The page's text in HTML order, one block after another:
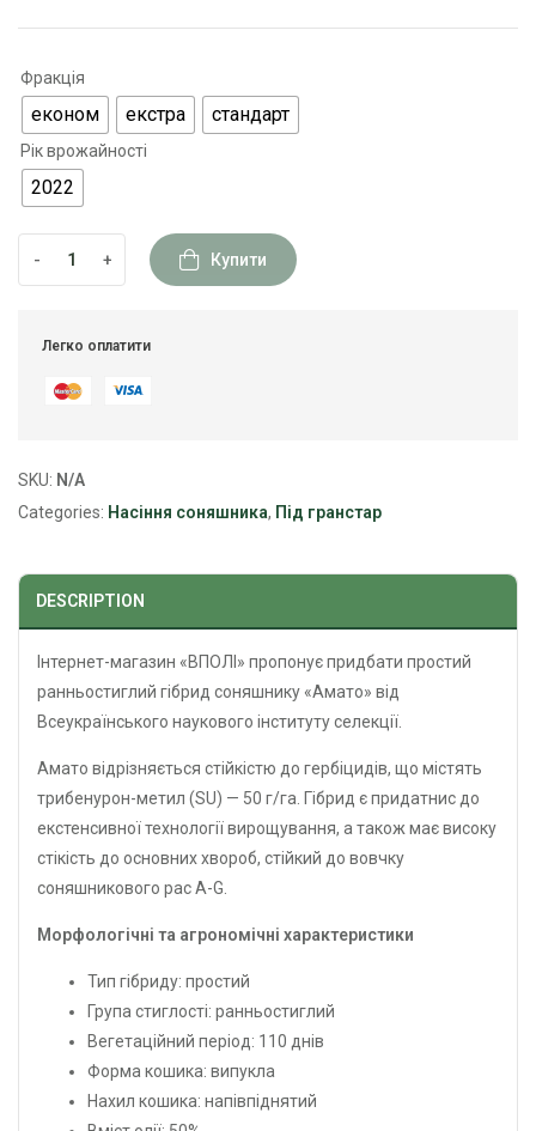
Фракція
економ екстра стандарт
Рік врожайності
2022
- + Купити
Легко оплатити
SKU: N/A
Categories: Насіння соняшника, Під гранстар
DESCRIPTION
Інтернет-магазин «ВПОЛІ» пропонує придбати простий
ранньостиглий гібрид соняшнику «Амато» від
Всеукраїнського наукового інституту селекції.
Амато відрізняється стійкістю до гербіцидів, що містять
трибенурон-метил (SU) — 50 г/га. Гібрид є придатнис до
екстенсивної технології вирощування, а також має високу
стікість до основних хвороб, стійкий до вовчку
соняшникового рас A-G.
Морфологічні та агрономічні характеристики
Тип гібриду: простий
Група стиглості: ранньостиглий
Вегетаційний період: 110 днів
Форма кошика: випукла
Нахил кошика: напівпіднятий